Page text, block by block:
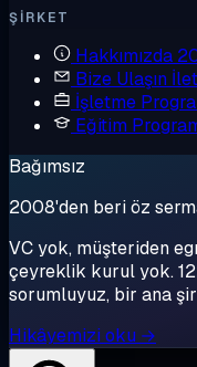
ŞIRKET
Hakkımızda
Bize Ulaşın
İşletme
Eğitim
Bağımsız
2008'den beri öz
VC yok, müşteriden
çeyreklik kurul yok.
sorumluyuz, bir ana
Hikâyemizi oku →